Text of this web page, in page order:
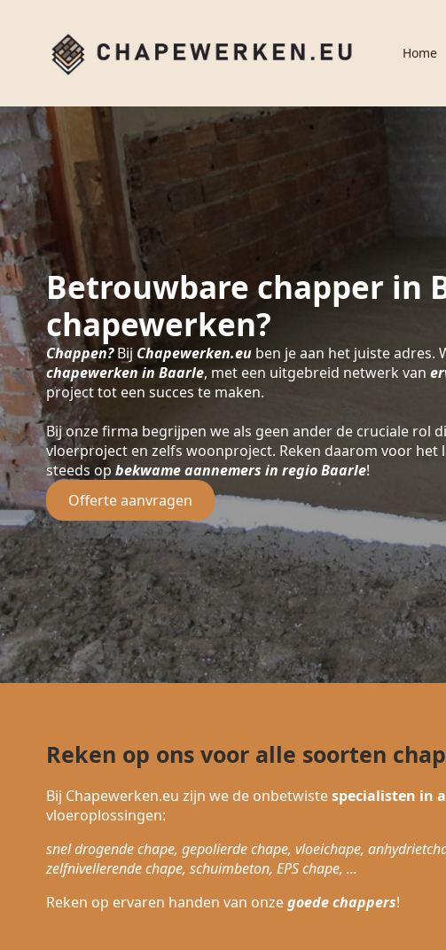
Home
Betrouwbare chapper in
chapewerken?
Chappen?Bij Chapewerken.eu ben je aan het juiste adres.
chapewerken in Baarle, met een uitgebreid netwerk van
project tot een succes te maken.
Bij onze firma begrijpen we als geen ander de cruciale rol
vloerproject en zelfs woonproject. Reken daarom voor het
steeds op bekwame aannemers in regio Baarle!
Offerte aanvragen
Reken op ons voor alle soorten
Bij Chapewerken.eu zijn we de onbetwistespecialisten in
vloeroplossingen:
snel drogende chape, gepolierde chape, vloeichape,
zelfnivellerende chape, schuimbeton, EPS chape, ...
Reken op ervaren handen van onzegoede chappers!